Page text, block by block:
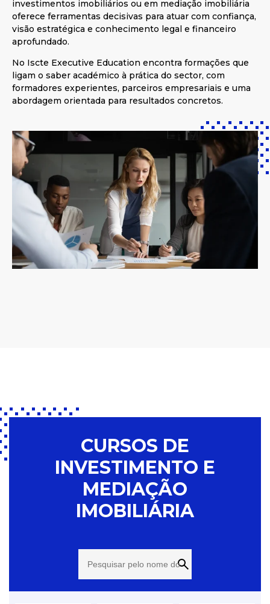
investimentos imobiliários ou em mediação imobiliária
oferece ferramentas decisivas para atuar com confiança,
visão estratégica e conhecimento legal e financeiro
aprofundado.
No Iscte Executive Education encontra formações que
ligam o saber académico à prática do sector, com
formadores experientes, parceiros empresariais e uma
abordagem orientada para resultados concretos.
CURSOS DE
INVESTIMENTO E
MEDIAÇÃO
IMOBILIÁRIA